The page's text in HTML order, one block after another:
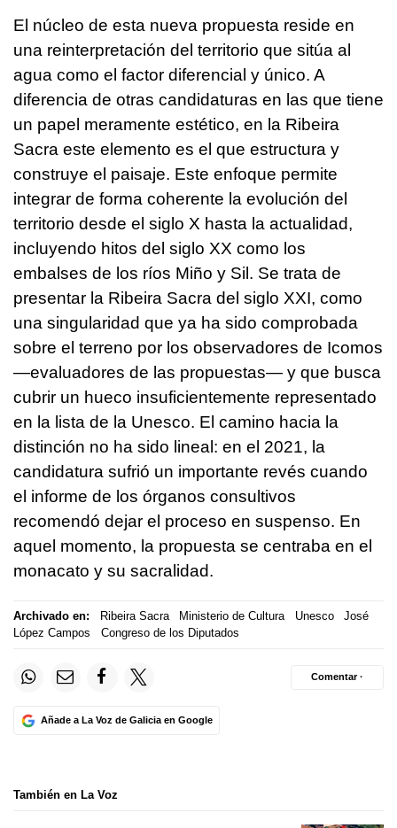
El núcleo de esta nueva propuesta reside en
una reinterpretación del territorio que sitúa al
agua como el factor diferencial y único. A
diferencia de otras candidaturas en las que tiene
un papel meramente estético, en la Ribeira
Sacra este elemento es el que estructura y
construye el paisaje. Este enfoque permite
integrar de forma coherente la evolución del
territorio desde el siglo X hasta la actualidad,
incluyendo hitos del siglo XX como los
embalses de los ríos Miño y Sil. Se trata de
presentar la Ribeira Sacra del siglo XXI, como
una singularidad que ya ha sido comprobada
sobre el terreno por los observadores de Icomos
—evaluadores de las propuestas— y que busca
cubrir un hueco insuficientemente representado
en la lista de la Unesco. El camino hacia la
distinción no ha sido lineal: en el 2021, la
candidatura sufrió un importante revés cuando
el informe de los órganos consultivos
recomendó dejar el proceso en suspenso. En
aquel momento, la propuesta se centraba en el
monacato y su sacralidad.
Archivado en: Ribeira Sacra Ministerio de Cultura Unesco
José
López Campos
Congreso de los Diputados
Añade a La Voz de Galicia en Google
Comentar ·
También en La Voz